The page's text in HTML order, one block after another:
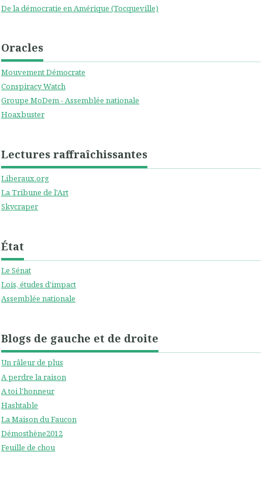
De la démocratie en Amérique (Tocqueville)
Oracles
Mouvement Démocrate
Conspiracy Watch
Groupe MoDem - Assemblée nationale
Hoaxbuster
Lectures raffraîchissantes
Liberaux.org
La Tribune de l'Art
Skycraper
État
Le Sénat
Lois, études d'impact
Assemblée nationale
Blogs de gauche et de droite
Un râleur de plus
A perdre la raison
A toi l'honneur
Hashtable
La Maison du Faucon
Démosthène2012
Feuille de chou